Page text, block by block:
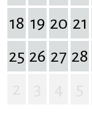
18 19 20 21
25 26 27 28